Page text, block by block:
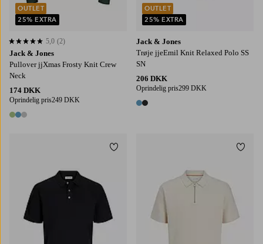
Jack & Jones
Pullover jjXmas Frosty Knit Crew
Neck
174 DKK
Oprindelig pris249 DKK
3 farver
5,0 baseret på 2 bedømmelser
5,0 (2)
OUTLET
25% EXTRA
Jack & Jones
Trøje jjeEmil Knit Relaxed Polo SS
SN
206 DKK
Oprindelig pris299 DKK
2 farver
OUTLET
25% EXTRA
Tilføj til favoritter